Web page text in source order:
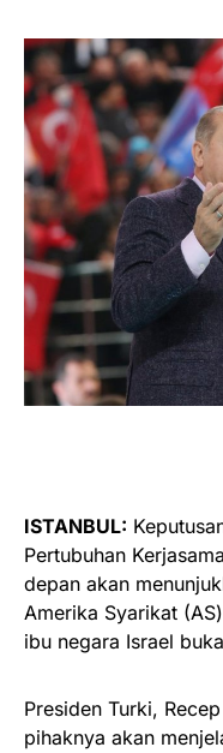
ISTANBUL:
Pertubuhan
depan akan
Amerika Syarikat
ibu negara Israel
Presiden Turki,
pihaknya akan